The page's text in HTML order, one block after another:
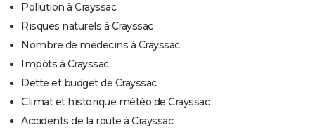
Pollution à Crayssac
Risques naturels à Crayssac
Nombre de médecins à Crayssac
Impôts à Crayssac
Dette et budget de Crayssac
Climat et historique météo de Crayssac
Accidents de la route à Crayssac